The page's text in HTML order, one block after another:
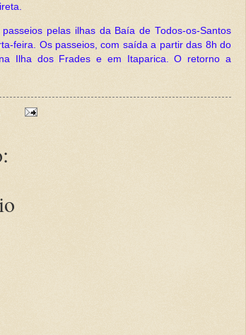
pelas ilhas da Baía de Todos-os-Santos
feira. Os passeios, com saída a partir das 8h do
Ilha dos Frades e em Itaparica. O retorno a